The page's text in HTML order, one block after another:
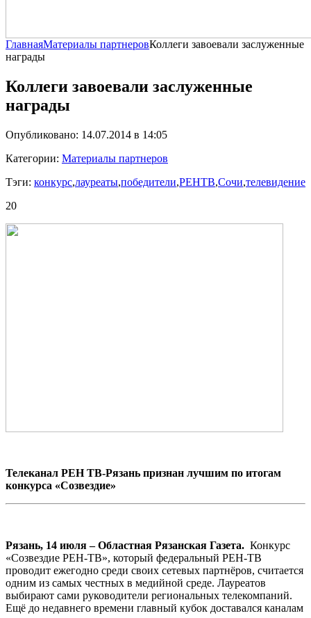
ГлавнаяМатериалы партнеровКоллеги завоевали заслуженные
награды
Коллеги завоевали заслуженные
награды
Опубликовано: 14.07.2014 в 14:05
Категории: Материалы партнеров
Тэги: конкурс,лауреаты,победители,РЕНТВ,Сочи,телевидение
20
Телеканал РЕН ТВ-Рязань признан лучшим по итогам
конкурса «Созвездие»
Рязань, 14 июля – Областная Рязанская Газета. Конкурс
«Созвездие РЕН-ТВ», который федеральный РЕН-ТВ
проводит ежегодно среди своих сетевых партнёров, считается
одним из самых честных в медийной среде. Лауреатов
выбирают сами руководители региональных телекомпаний.
Ещё до недавнего времени главный кубок доставался каналам